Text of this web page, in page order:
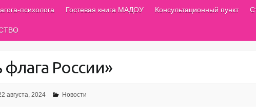
психолога Гостевая книга МАДОУ Консультационный пункт
России»
августа, 2024 Новости